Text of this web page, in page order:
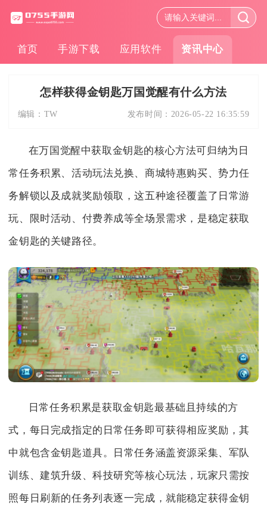
首页 手游下载 应用软件 资讯中心
怎样获得金钥匙万国觉醒有什么方法
编辑： TW 发布时间： 2026-05-22 16:35:59
在万国觉醒中获取金钥匙的核心方法可归纳为日
常任务积累、活动玩法兑换、商城特惠购买、势力任
务解锁以及成就奖励领取，这五种途径覆盖了日常游
玩、限时活动、付费养成等全场景需求，是稳定获取
金钥匙的关键路径。
日常任务积累是获取金钥匙最基础且持续的方
式，每日完成指定的日常任务即可获得相应奖励，其
中就包含金钥匙道具。日常任务涵盖资源采集、军队
训练、建筑升级、科技研究等核心玩法，玩家只需按
照每日刷新的任务列表逐一完成，就能稳定获得金钥